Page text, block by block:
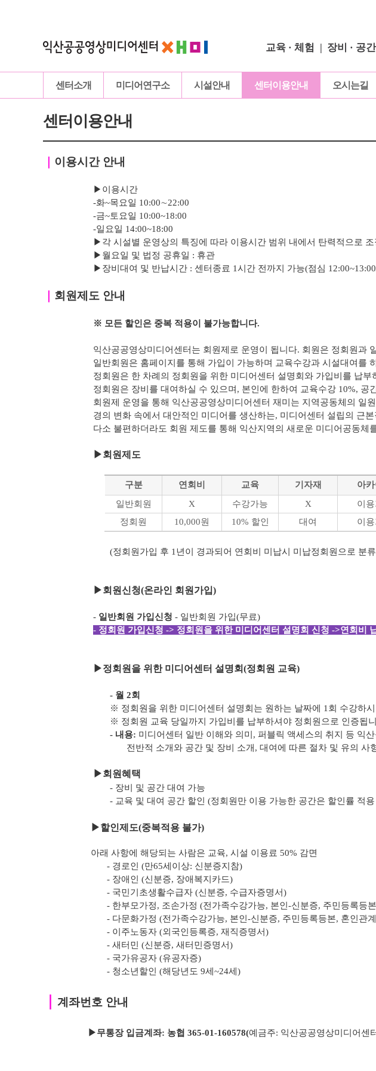
교육 · 체험 장비 · 공
센터소개 미디어연구소 시설안내 센터이용안내 오시는길
센터이용안내
이용시간 안내
▶이용시간
-화~목요일 10:00∼22:00
-금~토요일 10:00~18:00
-일요일 14:00~18:00
▶ 각 시설별 운영상의 특징에 따라 이용시간 범위 내에서 탄력적으로 조
▶ 월요일 및 법정 공휴일 : 휴관
▶ 장비대여 및 반납시간 : 센터종료 1시간 전까지 가능(점심
회원제도 안내
※ 모든 할인은 중복 적용이 불가능합니다.
익산공공영상미디어센터는 회원제로 운영이 됩니다. 회원은 정회원과
일반회원은 홈페이지를 통해 가입이 가능하며 교육수강과 시설대여를
정회원은 한 차례의 정회원을 위한 미디어센터 설명회와 가입비를 납
정회원은 장비를 대여하실 수 있으며, 본인에 한하여 교육수강 10%, 공
회원제 운영을 통해 익산공공영상미디어센터 재미는 지역공동체의 일
경의 변화 속에서 대안적인 미디어를 생산하는, 미디어센터 설립의 근
다소 불편하더라도 회원 제도를 통해 익산지역의 새로운 미디어공동체
▶회원제도
구분 연회비 교육 기자재 아
일반회원
X 수강가능 X 이
정회원
10,000원 10% 할인 대여 이
(정회원가입 후 1년이 경과되어 연회비 미납시 미납정회원으로 분
▶회원신청(온라인 회원가입)
- 일반회원 가입신청 - 일반회원 가입(무료)
- 정회원 가입신청 -> 정회원을 위한 미디어센터 설명회 신청 ->연회비
▶정회원을 위한 미디어센터 설명회(정회원 교육)
- 월 2회
※ 정회원을 위한 미디어센터 설명회는 원하는 날짜에 1회 수강하
※ 정회원 교육 당일까지 가입비를 납부하셔야 정회원으로 인증됩
- 내용: 미디어센터 일반 이해와 의미, 퍼블릭 액세스의 취지 등 익
전반적 소개와 공간 및 장비 소개, 대여에 따른 절차 및 유의 사
▶회원혜택
- 장비 및 공간 대여 가능
- 교육 및 대여 공간 할인 (정회원만 이용 가능한 공간은 할인률 적
▶할인제도(중복적용 불가)
아래 사항에 해당되는 사람은 교육, 시설 이용료 50% 감면
- 경로인 (만65세이상: 신분증지참)
- 장애인 (신분증, 장애복지카드)
- 국민기초생활수급자 (신분증, 수급자증명서)
- 한부모가정, 조손가정 (전가족수강가능, 본인-신분증, 주민등록등
- 다문화가정 (전가족수강가능, 본인-신분증, 주민등록등본, 혼인관
- 이주노동자 (외국인등록증, 재직증명서)
- 새터민 (신분증, 새터민증명서)
- 국가유공자 (유공자증)
- 청소년할인 (해당년도 9세~24세)
계좌번호 안내
▶무통장 입금계좌: 농협 365-01-160578(예금주: 익산공공영상미디어센